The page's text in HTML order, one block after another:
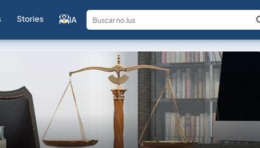
Stories IA
Fale com a IA Buscar no Jus